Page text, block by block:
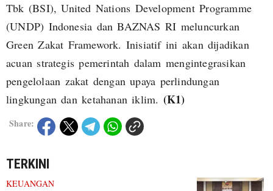
Tbk (BSI), United Nations Development Programme
(UNDP) Indonesia dan BAZNAS RI meluncurkan
Green Zakat Framework. Inisiatif ini akan dijadikan
acuan strategis pemerintah dalam mengintegrasikan
pengelolaan zakat dengan upaya perlindungan
lingkungan dan ketahanan iklim. (K1)
Share:
TERKINI
KEUANGAN